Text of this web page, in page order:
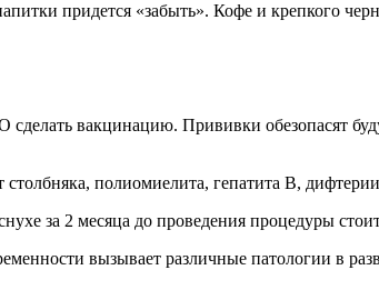
придется «забыть». Кофе и крепкого
сделать вакцинацию. Прививки обезопасят
столбняка, полиомиелита, гепатита В,
за 2 месяца до проведения процедуры
вызывает различные патологии в